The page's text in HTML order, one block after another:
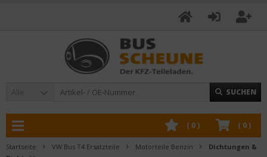
Alle SUCHEN
( 0)
( 0)
Startseite VW Bus T4 Ersatzteile Motorteile Benzin
Dichtungen &